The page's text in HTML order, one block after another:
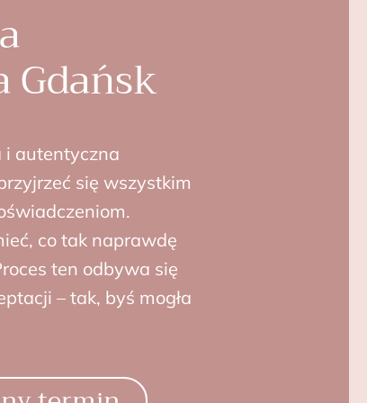
i autentyczna
się wszystkim
co tak naprawdę
ten odbywa się
– tak, byś mogła